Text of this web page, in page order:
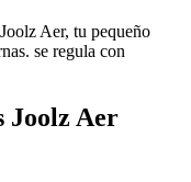
Aer, tu pequeño
se regula con
Joolz Aer